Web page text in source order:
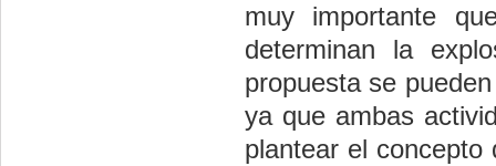
muy importante
determinan la
propuesta se
ya que ambas
plantear el